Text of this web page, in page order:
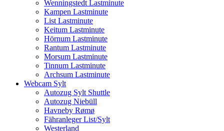
Wenningstedt Lastminute
Kampen Lastminute
List Lastminute
Keitum Lastminute
Hörnum Lastminute
Rantum Lastminute
Morsum Lastminute
Tinnum Lastminute
Archsum Lastminute
Webcam Sylt
Autozug Sylt Shuttle
Autozug Niebüll
Havneby Rømø
Fähranleger List/Sylt
Westerland